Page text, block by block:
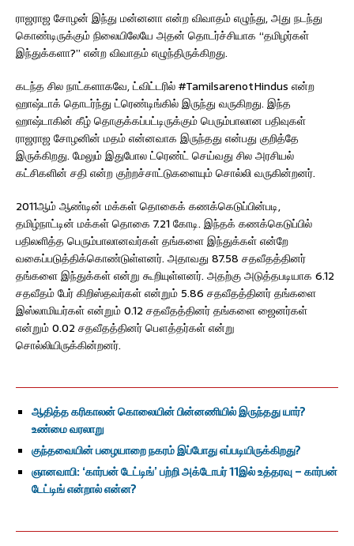
ராஜராஜ சோழன் இந்து மன்னனா என்ற விவாதம் எழுந்து, அது நடந்து
கொண்டிருக்கும் நிலையிலேயே அதன் தொடர்ச்சியாக “தமிழர்கள்
இந்துக்களா?” என்ற விவாதம் எழுந்திருக்கிறது.
கடந்த சில நாட்களாகவே, ட்விட்டரில் #TamilsarenotHindus என்ற
ஹாஷ்டாக் தொடர்ந்து ட்ரெண்டிங்கில் இருந்து வருகிறது. இந்த
ஹாஷ்டாகின் கீழ் தொகுக்கப்பட்டிருக்கும் பெரும்பாலான பதிவுகள்
ராஜராஜ சோழனின் மதம் என்னவாக இருந்தது என்பது குறித்தே
இருக்கிறது. மேலும் இதுபோல ட்ரெண்ட் செய்வது சில அரசியல்
கட்சிகளின் சதி என்ற குற்றச்சாட்டுகளையும் சொல்லி வருகின்றனர்.
2011ஆம் ஆண்டின் மக்கள் தொகைக் கணக்கெடுப்பின்படி,
தமிழ்நாட்டின் மக்கள் தொகை 7.21 கோடி. இந்தக் கணக்கெடுப்பில்
பதிலளித்த பெரும்பாலானவர்கள் தங்களை இந்துக்கள் என்றே
வகைப்படுத்திக்கொண்டுள்ளனர். அதாவது 87.58 சதவீதத்தினர்
தங்களை இந்துக்கள் என்று கூறியுள்ளனர். அதற்கு அடுத்தபடியாக 6.12
சதவீதம் பேர் கிறிஸ்தவர்கள் என்றும் 5.86 சதவீதத்தினர் தங்களை
இஸ்லாமியர்கள் என்றும் 0.12 சதவீதத்தினர் தங்களை ஜைனர்கள்
என்றும் 0.02 சதவீதத்தினர் பௌத்தர்கள் என்று
சொல்லியிருக்கின்றனர்.
ஆதித்த கரிகாலன் கொலையின் பின்னணியில் இருந்தது யார்?
உண்மை வரலாறு
குந்தவையின் பழையாறை நகரம் இப்போது எப்படியிருக்கிறது?
ஞானவாபி: ‘கார்பன் டேட்டிங்’ பற்றி அக்டோபர் 11இல் உத்தரவு – கார்பன்
டேட்டிங் என்றால் என்ன?